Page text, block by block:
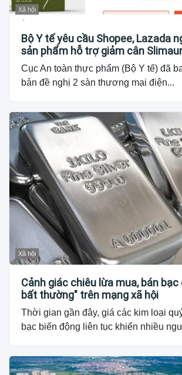
Xã hội
Bộ Y tế yêu cầu Shopee, Lazada
sản phẩm hỗ trợ giảm cân
Cục An toàn thực phẩm (Bộ Y tế) đã
bản đề nghị 2 sàn thương mại điện...
Xã hội
Cảnh giác chiêu lừa mua, bán
bất thường" trên mạng xã hội
Thời gian gần đây, giá các kim loại
bạc biến động liên tục khiến nhiều